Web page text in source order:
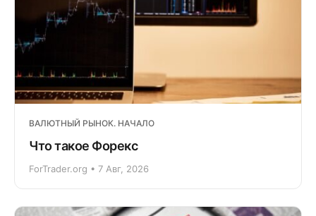
ВАЛЮТНЫЙ РЫНОК. НАЧАЛО
Что такое Форекс
ForTrader.org • 7 Авг, 2026